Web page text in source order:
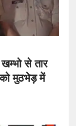
से तार
मुठभेड़ में